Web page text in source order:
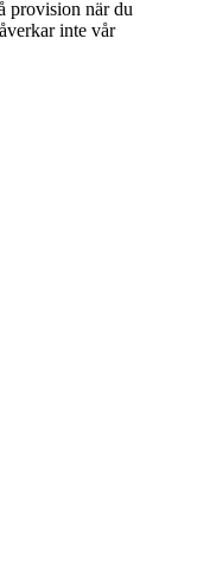
provision när du
inte vår